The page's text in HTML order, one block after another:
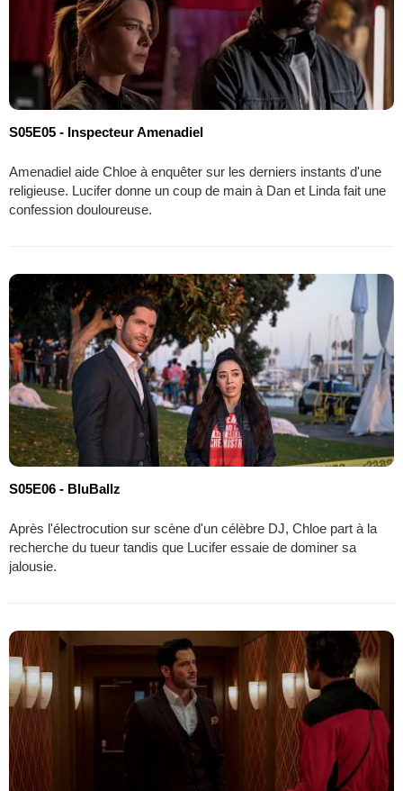
S05E05 - Inspecteur Amenadiel
Amenadiel aide Chloe à enquêter sur les derniers instants d'une
religieuse. Lucifer donne un coup de main à Dan et Linda fait une
confession douloureuse.
S05E06 - BluBallz
Après l'électrocution sur scène d'un célèbre DJ, Chloe part à la
recherche du tueur tandis que Lucifer essaie de dominer sa
jalousie.